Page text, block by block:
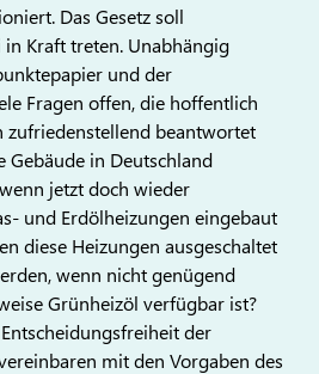
Das Gesetz soll
Kraft treten. Unabhängig
und der
Fragen offen, die hoffentlich
zufriedenstellend beantwortet
Gebäude in Deutschland
jetzt doch wieder
und Erdölheizungen eingebaut
diese Heizungen ausgeschaltet
wenn nicht genügend
Grünheizöl verfügbar ist?
der
mit den Vorgaben des